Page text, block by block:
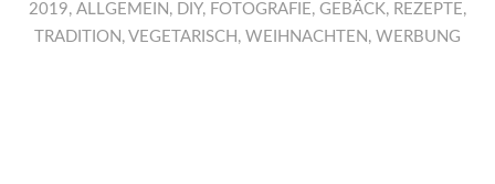
2019, ALLGEMEIN , DIY, FOTOGRAFIE, GEBÄCK, REZEPTE,
TRADITION , VEGETARISCH , WEIHNACHTEN , WERBUNG